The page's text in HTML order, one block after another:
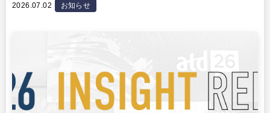
2026.07.02 お知らせ